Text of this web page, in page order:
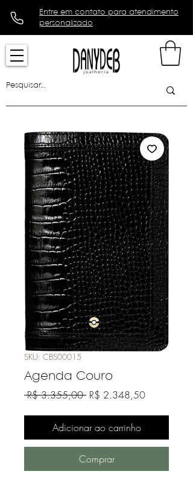
Entre em contato para atendimento
personalizado
SKU: CBS00015
Agenda Couro
R$ 3.355,00 Preço
R$ 2.348,50Preço
Adicionar ao carrinho
Comprar